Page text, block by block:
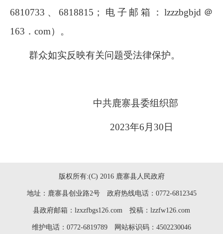
6810733 、6818815 ；电子邮箱：lzzzbgbjd＠
163．com）。
群众如实反映有关问题受法律保护。
中共鹿寨县委组织部
2023年6月 30 日
版权所有:(C) 2016 鹿寨县人民政府
地址：鹿寨县创业路2号 政府热线电话：0772-6812345
县政府邮箱：lzxzfbgs126.com 投稿：lzzfw126.com
维护电话：0772-6819789 网站标识码：4502230046